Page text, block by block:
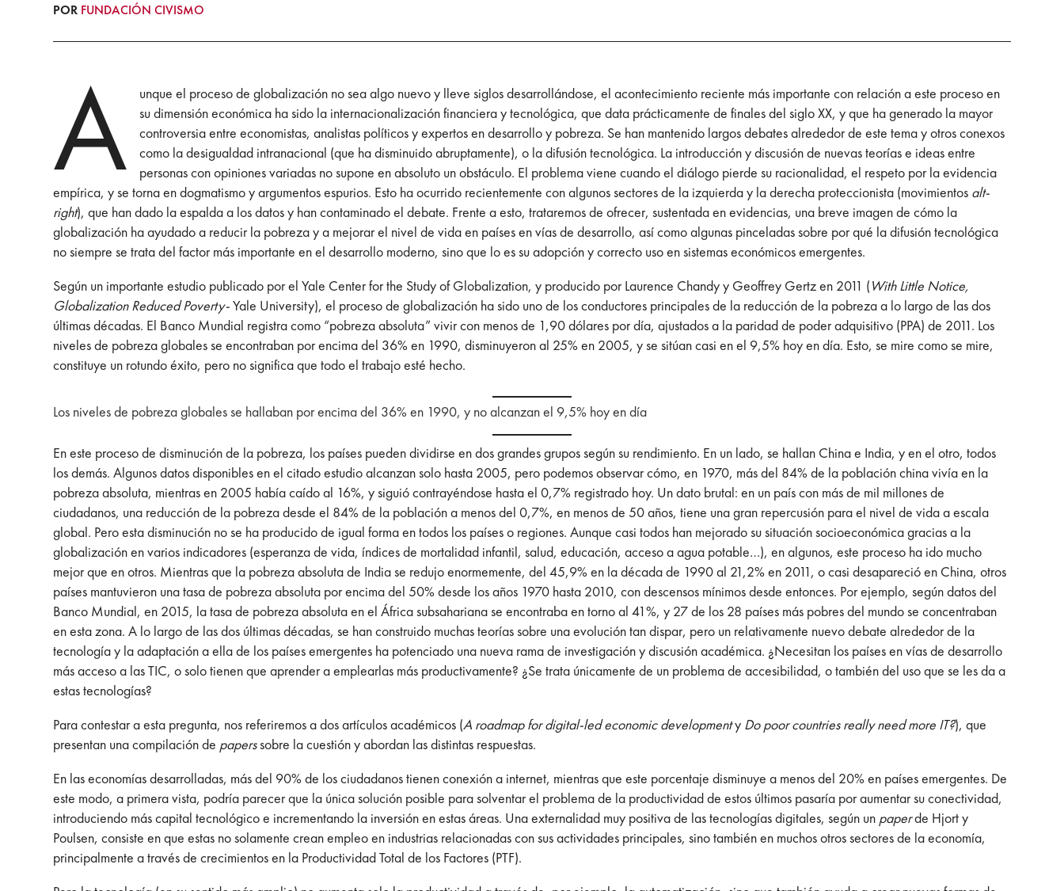
POR FUNDACIÓN CIVISMO
A
unque el proceso de globalización no sea algo nuevo y lleve siglos desarrollándose, el acontecimiento reciente más importante con relación a este proceso en
su dimensión económica ha sido la internacionalización financiera y tecnológica, que data prácticamente de finales del siglo XX, y que ha generado la mayor
controversia entre economistas, analistas políticos y expertos en desarrollo y pobreza. Se han mantenido largos debates alrededor de este tema y otros conexos
como la desigualdad intranacional (que ha disminuido abruptamente), o la difusión tecnológica. La introducción y discusión de nuevas teorías e ideas entre
personas con opiniones variadas no supone en absoluto un obstáculo. El problema viene cuando el diálogo pierde su racionalidad, el respeto por la evidencia
empírica, y se torna en dogmatismo y argumentos espurios. Esto ha ocurrido recientemente con algunos sectores de la izquierda y la derecha proteccionista (movimientos alt-
right), que han dado la espalda a los datos y han contaminado el debate. Frente a esto, trataremos de ofrecer, sustentada en evidencias, una breve imagen de cómo la
globalización ha ayudado a reducir la pobreza y a mejorar el nivel de vida en países en vías de desarrollo, así como algunas pinceladas sobre por qué la difusión tecnológica
no siempre se trata del factor más importante en el desarrollo moderno, sino que lo es su adopción y correcto uso en sistemas económicos emergentes.
Según un importante estudio publicado por el Yale Center for the Study of Globalization, y producido por Laurence Chandy y Geoffrey Gertz en 2011 (With Little Notice,
Globalization Reduced Poverty-Yale University), el proceso de globalización ha sido uno de los conductores principales de la reducción de la pobreza a lo largo de las dos
últimas décadas. El Banco Mundial registra como “pobreza absoluta” vivir con menos de 1,90 dólares por día, ajustados a la paridad de poder adquisitivo (PPA) de 2011. Los
niveles de pobreza globales se encontraban por encima del 36% en 1990, disminuyeron al 25% en 2005, y se sitúan casi en el 9,5% hoy en día. Esto, se mire como se mire,
constituye un rotundo éxito, pero no significa que todo el trabajo esté hecho.
Los niveles de pobreza globales se hallaban por encima del 36% en 1990, y no alcanzan el 9,5% hoy en día
En este proceso de disminución de la pobreza, los países pueden dividirse en dos grandes grupos según su rendimiento. En un lado, se hallan China e India, y en el otro, todos
los demás. Algunos datos disponibles en el citado estudio alcanzan solo hasta 2005, pero podemos observar cómo, en 1970, más del 84% de la población china vivía en la
pobreza absoluta, mientras en 2005 había caído al 16%, y siguió contrayéndose hasta el 0,7% registrado hoy. Un dato brutal: en un país con más de mil millones de
ciudadanos, una reducción de la pobreza desde el 84% de la población a menos del 0,7%, en menos de 50 años, tiene una gran repercusión para el nivel de vida a escala
global. Pero esta disminución no se ha producido de igual forma en todos los países o regiones. Aunque casi todos han mejorado su situación socioeconómica gracias a la
globalización en varios indicadores (esperanza de vida, índices de mortalidad infantil, salud, educación, acceso a agua potable…), en algunos, este proceso ha ido mucho
mejor que en otros. Mientras que la pobreza absoluta de India se redujo enormemente, del 45,9% en la década de 1990 al 21,2% en 2011, o casi desapareció en China, otros
países mantuvieron una tasa de pobreza absoluta por encima del 50% desde los años 1970 hasta 2010, con descensos mínimos desde entonces. Por ejemplo, según datos del
Banco Mundial, en 2015, la tasa de pobreza absoluta en el África subsahariana se encontraba en torno al 41%, y 27 de los 28 países más pobres del mundo se concentraban
en esta zona. A lo largo de las dos últimas décadas, se han construido muchas teorías sobre una evolución tan dispar, pero un relativamente nuevo debate alrededor de la
tecnología y la adaptación a ella de los países emergentes ha potenciado una nueva rama de investigación y discusión académica. ¿Necesitan los países en vías de desarrollo
más acceso a las TIC, o solo tienen que aprender a emplearlas más productivamente? ¿Se trata únicamente de un problema de accesibilidad, o también del uso que se les da a
estas tecnologías?
Para contestar a esta pregunta, nos referiremos a dos artículos académicos (A roadmap for digital-led economic developmenty Do poor countries really need more IT?), que
presentan una compilación de paperssobre la cuestión y abordan las distintas respuestas.
En las economías desarrolladas, más del 90% de los ciudadanos tienen conexión a internet, mientras que este porcentaje disminuye a menos del 20% en países emergentes. De
este modo, a primera vista, podría parecer que la única solución posible para solventar el problema de la productividad de estos últimos pasaría por aumentar su conectividad,
introduciendo más capital tecnológico e incrementando la inversión en estas áreas. Una externalidad muy positiva de las tecnologías digitales, según un paperde Hjort y
Poulsen, consiste en que estas no solamente crean empleo en industrias relacionadas con sus actividades principales, sino también en muchos otros sectores de la economía,
principalmente a través de crecimientos en la Productividad Total de los Factores (PTF).